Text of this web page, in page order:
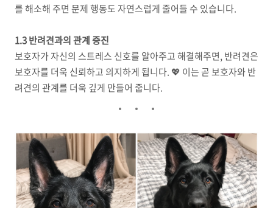
를 해소해 주면 문제 행동도 자연스럽게 줄어들 수 있습니다.
1.3 반려견과의 관계 증진
보호자가 자신의 스트레스 신호를 알아주고 해결해주면, 반려견은
보호자를 더욱 신뢰하고 의지하게 됩니다. 💖 이는 곧 보호자와 반
려견의 관계를 더욱 깊게 만들어 줍니다.